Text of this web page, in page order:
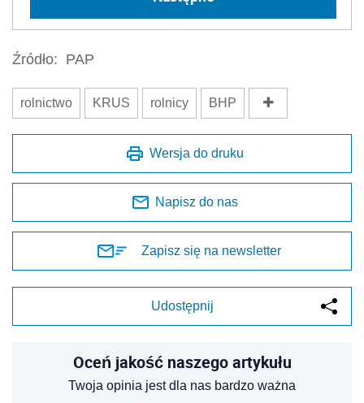
Źródło: PAP
rolnictwo KRUS rolnicy BHP
Wersja do druku
Napisz do nas
Zapisz się na newsletter
Udostępnij
Oceń jakość naszego artykułu
Twoja opinia jest dla nas bardzo ważna